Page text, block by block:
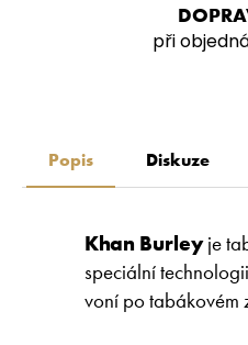
při
Popis Diskuze
Khan Burleyje
speciální
voní po tabákovém